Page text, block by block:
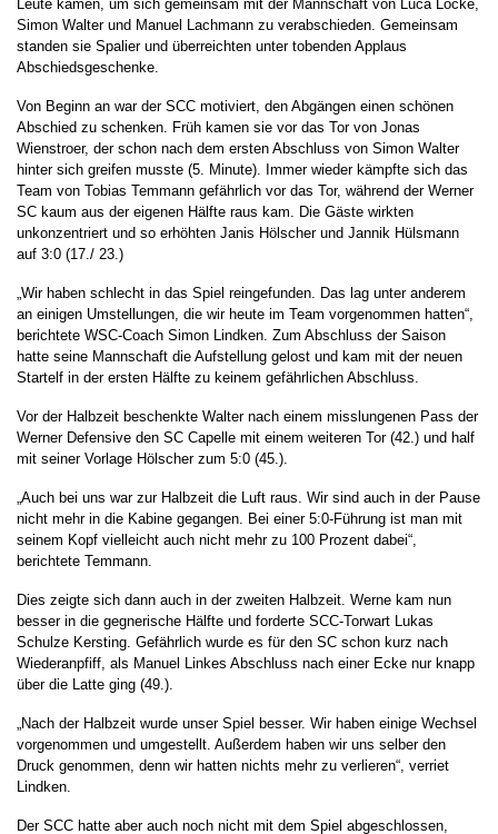
Leute kamen, um sich gemeinsam mit der Mannschaft von Luca Löcke,
Simon Walter und Manuel Lachmann zu verabschieden. Gemeinsam
standen sie Spalier und überreichten unter tobenden Applaus
Abschiedsgeschenke.
Von Beginn an war der SCC motiviert, den Abgängen einen schönen
Abschied zu schenken. Früh kamen sie vor das Tor von Jonas
Wienstroer, der schon nach dem ersten Abschluss von Simon Walter
hinter sich greifen musste (5. Minute). Immer wieder kämpfte sich das
Team von Tobias Temmann gefährlich vor das Tor, während der Werner
SC kaum aus der eigenen Hälfte raus kam. Die Gäste wirkten
unkonzentriert und so erhöhten Janis Hölscher und Jannik Hülsmann
auf 3:0 (17./ 23.)
„Wir haben schlecht in das Spiel reingefunden. Das lag unter anderem
an einigen Umstellungen, die wir heute im Team vorgenommen hatten“,
berichtete WSC-Coach Simon Lindken. Zum Abschluss der Saison
hatte seine Mannschaft die Aufstellung gelost und kam mit der neuen
Startelf in der ersten Hälfte zu keinem gefährlichen Abschluss.
Vor der Halbzeit beschenkte Walter nach einem misslungenen Pass der
Werner Defensive den SC Capelle mit einem weiteren Tor (42.) und half
mit seiner Vorlage Hölscher zum 5:0 (45.).
„Auch bei uns war zur Halbzeit die Luft raus. Wir sind auch in der Pause
nicht mehr in die Kabine gegangen. Bei einer 5:0-Führung ist man mit
seinem Kopf vielleicht auch nicht mehr zu 100 Prozent dabei“,
berichtete Temmann.
Dies zeigte sich dann auch in der zweiten Halbzeit. Werne kam nun
besser in die gegnerische Hälfte und forderte SCC-Torwart Lukas
Schulze Kersting. Gefährlich wurde es für den SC schon kurz nach
Wiederanpfiff, als Manuel Linkes Abschluss nach einer Ecke nur knapp
über die Latte ging (49.).
„Nach der Halbzeit wurde unser Spiel besser. Wir haben einige Wechsel
vorgenommen und umgestellt. Außerdem haben wir uns selber den
Druck genommen, denn wir hatten nichts mehr zu verlieren“, verriet
Lindken.
Der SCC hatte aber auch noch nicht mit dem Spiel abgeschlossen,